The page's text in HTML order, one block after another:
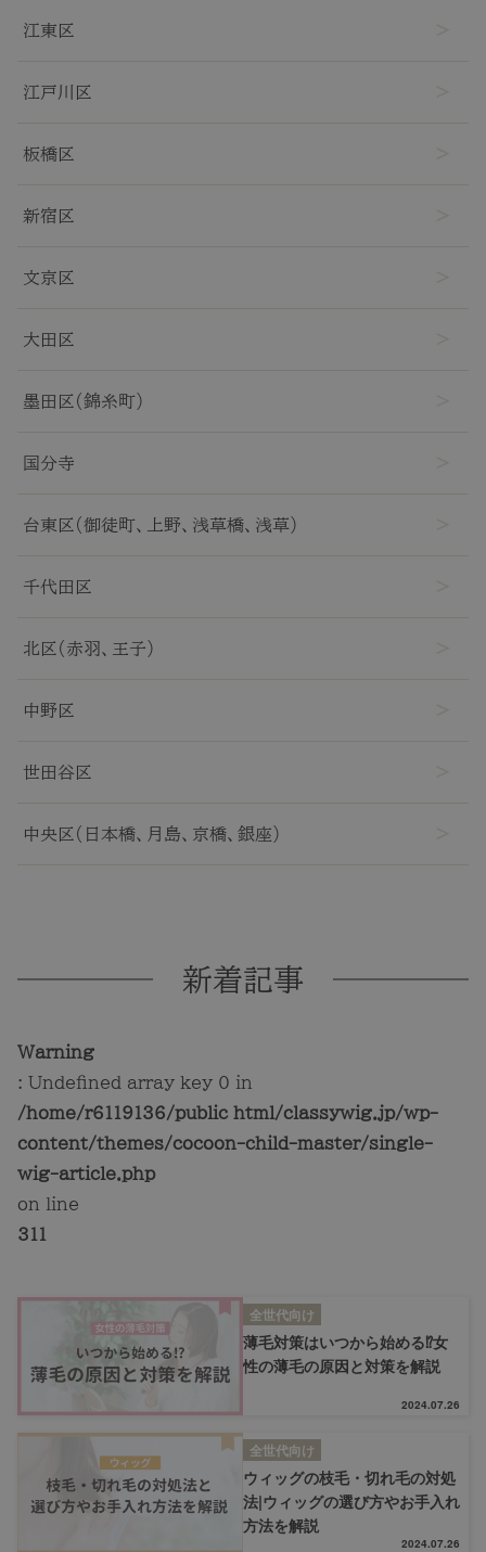
江東区
江戸川区
板橋区
新宿区
文京区
大田区
墨田区(錦糸町)
国分寺
台東区(御徒町、上野、浅草橋、浅草)
千代田区
北区(赤羽、王子)
中野区
世田谷区
中央区(日本橋、月島、京橋、銀座)
新着記事
Warning
: Undefined array key 0 in
/home/r6119136/public_html/classywig.jp/wp-
content/themes/cocoon-child-master/single-
wig-article.php
on line
311
全世代向け
薄毛対策はいつから始める⁉女
性の薄毛の原因と対策を解説
2024.07.26
全世代向け
ウィッグの枝毛・切れ毛の対処
法|ウィッグの選び方やお手入れ
方法を解説
2024.07.26